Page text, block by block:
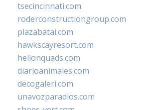
tsecincinnati.com
roderconstructiongroup.com
plazabatai.com
hawkscayresort.com
hellonquads.com
diarioanimales.com
decogaleri.com
unavozparadios.com